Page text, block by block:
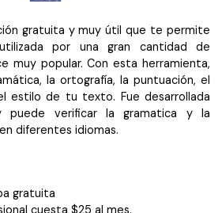
gratuita y muy útil que te permite
por una gran cantidad de
muy popular. Con esta herramienta,
la ortografía, la puntuación, el
estilo de tu texto. Fue desarrollada
puede verificar la gramatica y la
diferentes idiomas.
gratuita
cuesta $25 al mes.